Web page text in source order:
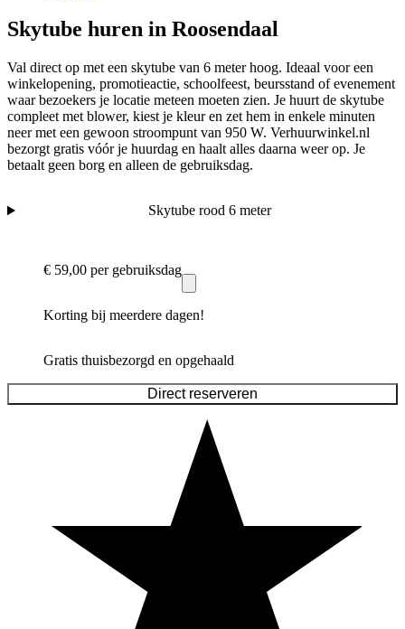
Skytube huren in Roosendaal
Val direct op met een skytube van 6 meter hoog. Ideaal voor een
winkelopening, promotieactie, schoolfeest, beursstand of evenement
waar bezoekers je locatie meteen moeten zien. Je huurt de skytube
compleet met blower, kiest je kleur en zet hem in enkele minuten
neer met een gewoon stroompunt van 950 W. Verhuurwinkel.nl
bezorgt gratis vóór je huurdag en haalt alles daarna weer op. Je
betaalt geen borg en alleen de gebruiksdag.
Skytube rood 6 meter
€ 59,00 per gebruiksdag
Korting bij meerdere dagen!
Gratis thuisbezorgd en opgehaald
Direct reserveren